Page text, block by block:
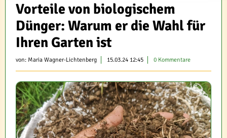
Vorteile von biologischem
Dünger: Warum er die Wahl für
Ihren Garten ist
von: Maria Wagner-Lichtenberg 15.03.24 12:45 0 Kommentare